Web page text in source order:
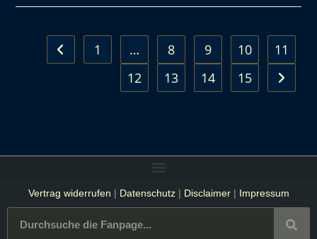
1 … 8 9 10
11
12
13 14 15
Vertrag widerrufen | Datenschutz| Disclaimer| Impressum